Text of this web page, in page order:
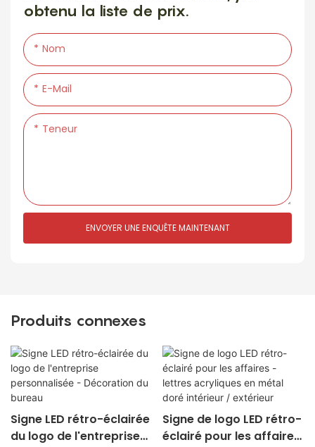
obtenu la liste de prix.
Nom
E-Mail
Teneur
ENVOYER UNE ENQUÊTE MAINTENANT
Produits connexes
Signe LED rétro-éclairée
du logo de l'entreprise
Signe de logo LED rétro-
éclairé pour les affaires